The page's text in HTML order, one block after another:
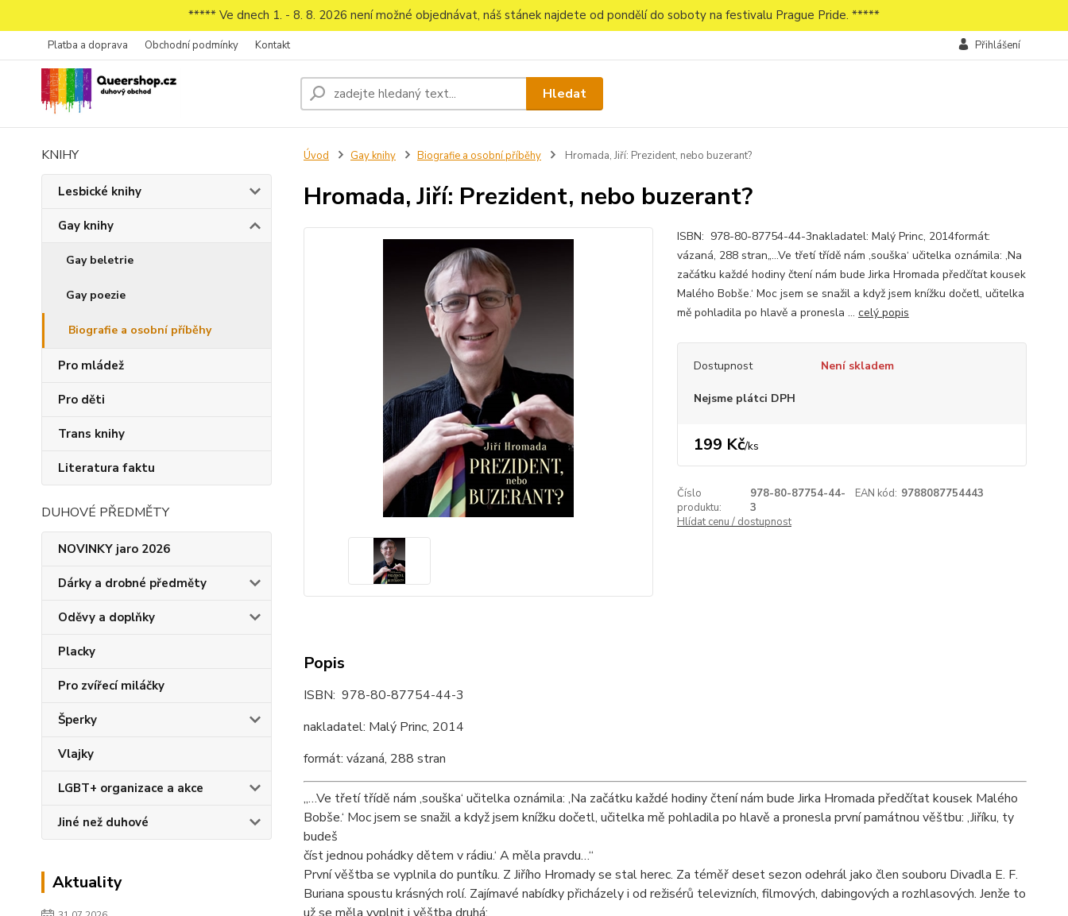
***** Ve dnech 1. - 8. 8. 2026 není možné objednávat, náš stánek najdete od pondělí do soboty na festivalu Prague Pride. *****
Platba a doprava Obchodní podmínky Kontakt Přihlášení
Hledat
KNIHY
Lesbické knihy
Gay knihy
Gay beletrie
Gay poezie
Biografie a osobní příběhy
Pro mládež
Pro děti
Trans knihy
Literatura faktu
DUHOVÉ PŘEDMĚTY
NOVINKY jaro 2026
Dárky a drobné předměty
Oděvy a doplňky
Placky
Pro zvířecí miláčky
Šperky
Vlajky
LGBT+ organizace a akce
Jiné než duhové
Aktuality
Úvod Gay knihy Biografie a osobní příběhy Hromada, Jiří: Prezident, nebo buzerant?
Hromada, Jiří: Prezident, nebo buzerant?
ISBN: 978-80-87754-44-3nakladatel: Malý Princ, 2014formát:
vázaná, 288 stran„…Ve třetí třídě nám ‚souška‘ učitelka oznámila: ‚Na
začátku každé hodiny čtení nám bude Jirka Hromada předčítat kousek
Malého Bobše.‘ Moc jsem se snažil a když jsem knížku dočetl, učitelka
mě pohladila po hlavě a pronesla ... celý popis
Dostupnost Není skladem
Nejsme plátci DPH
199 Kč/ks
Číslo
produktu:
978-80-87754-44-
3
EAN kód: 9788087754443
Hlídat cenu / dostupnost
Popis
ISBN: 978-80-87754-44-3
nakladatel: Malý Princ, 2014
formát: vázaná, 288 stran
„…Ve třetí třídě nám ‚souška‘ učitelka oznámila: ‚Na začátku každé hodiny čtení nám bude Jirka Hromada předčítat kousek Malého
Bobše.‘ Moc jsem se snažil a když jsem knížku dočetl, učitelka mě pohladila po hlavě a pronesla první památnou věštbu: ‚Jiříku, ty
budeš
číst jednou pohádky dětem v rádiu.‘ A měla pravdu…“
První věštba se vyplnila do puntíku. Z Jiřího Hromady se stal herec. Za téměř deset sezon odehrál jako člen souboru Divadla E. F.
Buriana spoustu krásných rolí. Zajímavé nabídky přicházely i od režisérů televizních, filmových, dabingových a rozhlasových. Jenže to